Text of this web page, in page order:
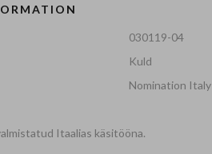
030119-04
Kuld
Nomination Italy
Itaalias käsitööna.